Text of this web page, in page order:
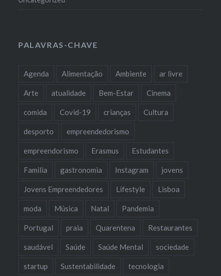
PALAVRAS-CHAVE
Agenda Alimentação Ambiente ar livre
Arte atualidade Bem-Estar Cinema
comida Covid-19 crianças Cultura
desporto empreendedorismo
empreendorismo Erasmus Estudantes
Familia gastronomia Instagram jovens
Jovens Empreendedores Lifestyle Lisboa
moda Música Natal Pandemia
Portugal praia Quarentena Restaurantes
saudável Saúde Saúde Mental sociedade
startup Sustentabilidade tecnologia